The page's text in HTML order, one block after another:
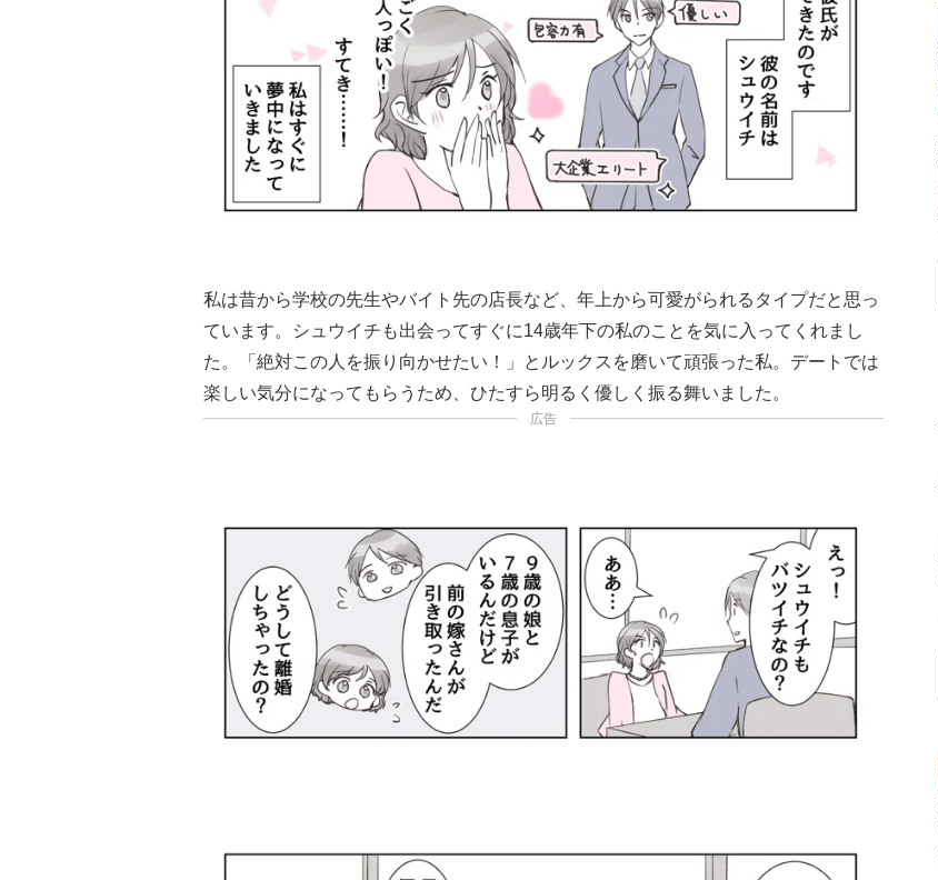
私は昔から学校の先生やバイト先の店長など、年上から可愛がられるタイプだと思っ
ています。シュウイチも出会ってすぐに14歳年下の私のことを気に入ってくれまし
た。「絶対この人を振り向かせたい！」とルックスを磨いて頑張った私。デートでは
楽しい気分になってもらうため、ひたすら明るく優しく振る舞いました。
広告